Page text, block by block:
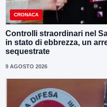
CRONACA
Controlli straordinari nel
in stato di ebbrezza, un
sequestrate
9 AGOSTO 2026